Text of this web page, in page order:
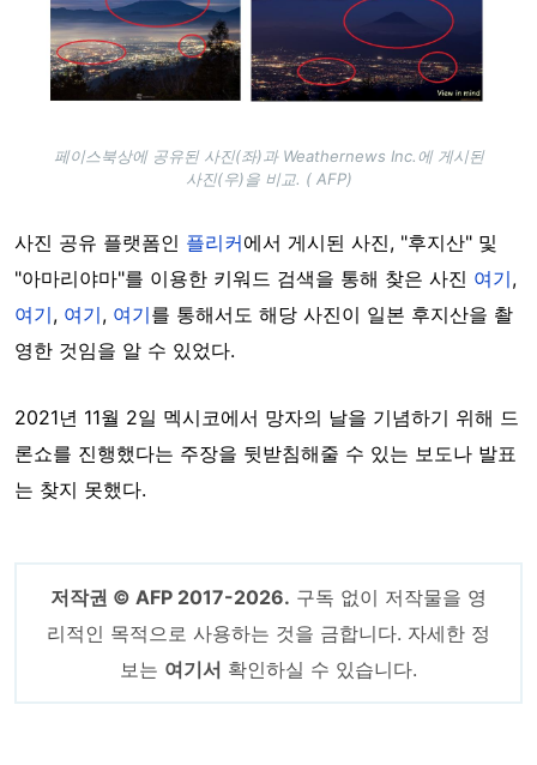
페이스북상에 공유된 사진(좌)과 Weathernews Inc.에 게시된
사진(우)을 비교. ( AFP)
사진 공유 플랫폼인 플리커에서 게시된 사진, "후지산" 및
"아마리야마"를 이용한 키워드 검색을 통해 찾은 사진 여기,
여기, 여기, 여기를 통해서도 해당 사진이 일본 후지산을 촬
영한 것임을 알 수 있었다.
2021년 11월 2일 멕시코에서 망자의 날을 기념하기 위해 드
론쇼를 진행했다는 주장을 뒷받침해줄 수 있는 보도나 발표
는 찾지 못했다.
저작권 © AFP 2017-2026. 구독 없이 저작물을 영
리적인 목적으로 사용하는 것을 금합니다. 자세한 정
보는 여기서 확인하실 수 있습니다.